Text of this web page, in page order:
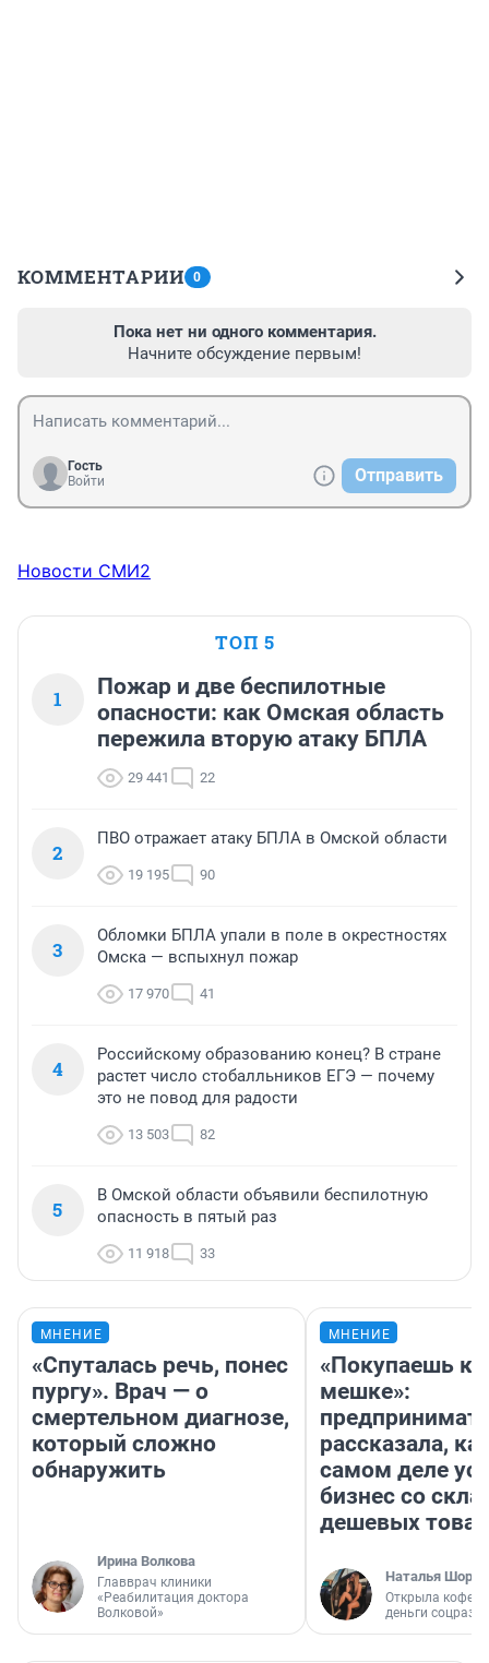
КОММЕНТАРИИ 0
Пока нет ни одного комментария.
Начните обсуждение первым!
Гость
Войти
Отправить
Новости СМИ2
ТОП 5
1
Пожар и две беспилотные
опасности: как Омская область
пережила вторую атаку БПЛА
29 441 22
2
ПВО отражает атаку БПЛА в Омской области
19 195 90
3
Обломки БПЛА упали в поле в окрестностях
Омска — вспыхнул пожар
17 970 41
4
Российскому образованию конец? В стране
растет число стобалльников ЕГЭ — почему
это не повод для радости
13 503 82
5
В Омской области объявили беспилотную
опасность в пятый раз
11 918 33
МНЕНИЕ
«Спуталась речь, понес
пургу». Врач — о
смертельном диагнозе,
который сложно
обнаружить
Ирина Волкова
Главврач клиники
«Реабилитация доктора
Волковой»
МНЕНИЕ
«Покупаешь
мешке»:
рассказала,
самом деле
бизнес со
дешевых
Наталья
Открыла
деньги